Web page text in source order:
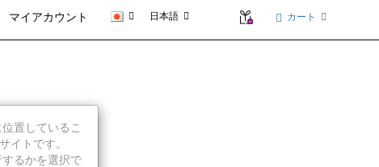
マイアカウント 日本語 カート
置しているこ
イトです。
るかを選択で